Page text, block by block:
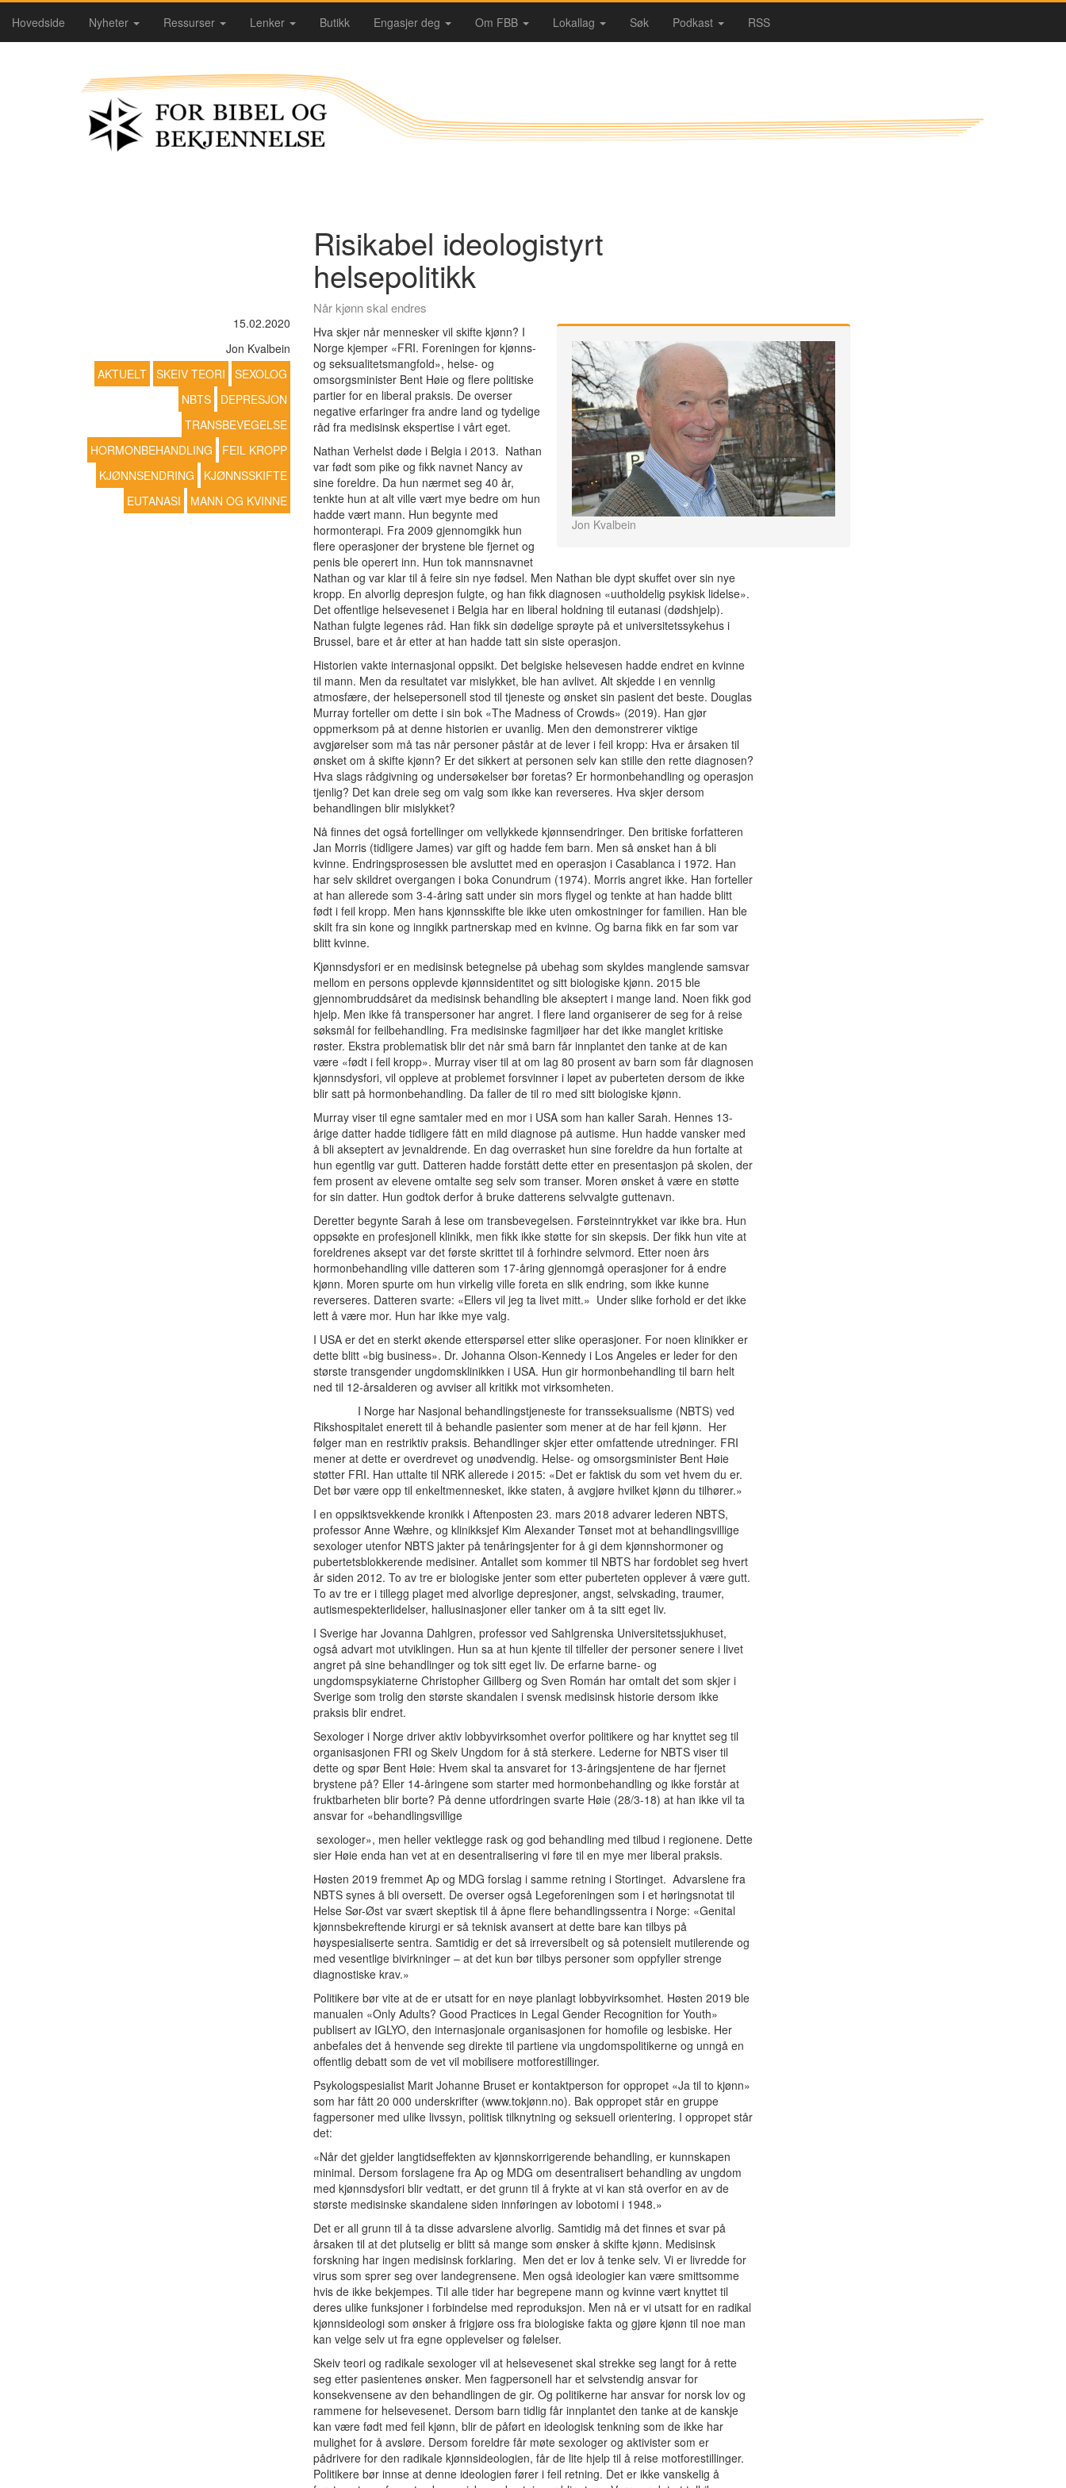
Hovedside Nyheter Ressurser Lenker Butikk Engasjer deg Om FBB Lokallag Søk Podkast RSS
Risikabel ideologistyrt
helsepolitikk
15.02.2020
Jon Kvalbein
AKTUELT
SKEIV TEORI
SEXOLOG
NBTS
DEPRESJON
TRANSBEVEGELSE
HORMONBEHANDLING
FEIL KROPP
KJØNNSENDRING
KJØNNSSKIFTE
EUTANASI
MANN OG KVINNE
Når kjønn skal endres
Jon Kvalbein
Hva skjer når mennesker vil skifte kjønn? I
Norge kjemper «FRI. Foreningen for kjønns-
og seksualitetsmangfold», helse- og
omsorgsminister Bent Høie og flere politiske
partier for en liberal praksis. De overser
negative erfaringer fra andre land og tydelige
råd fra medisinsk ekspertise i vårt eget.
Nathan Verhelst døde i Belgia i 2013. Nathan
var født som pike og fikk navnet Nancy av
sine foreldre. Da hun nærmet seg 40 år,
tenkte hun at alt ville vært mye bedre om hun
hadde vært mann. Hun begynte med
hormonterapi. Fra 2009 gjennomgikk hun
flere operasjoner der brystene ble fjernet og
penis ble operert inn. Hun tok mannsnavnet
Nathan og var klar til å feire sin nye fødsel. Men Nathan ble dypt skuffet over sin nye
kropp. En alvorlig depresjon fulgte, og han fikk diagnosen «uutholdelig psykisk lidelse».
Det offentlige helsevesenet i Belgia har en liberal holdning til eutanasi (dødshjelp).
Nathan fulgte legenes råd. Han fikk sin dødelige sprøyte på et universitetssykehus i
Brussel, bare et år etter at han hadde tatt sin siste operasjon.
Historien vakte internasjonal oppsikt. Det belgiske helsevesen hadde endret en kvinne
til mann. Men da resultatet var mislykket, ble han avlivet. Alt skjedde i en vennlig
atmosfære, der helsepersonell stod til tjeneste og ønsket sin pasient det beste. Douglas
Murray forteller om dette i sin bok «The Madness of Crowds» (2019). Han gjør
oppmerksom på at denne historien er uvanlig. Men den demonstrerer viktige
avgjørelser som må tas når personer påstår at de lever i feil kropp: Hva er årsaken til
ønsket om å skifte kjønn? Er det sikkert at personen selv kan stille den rette diagnosen?
Hva slags rådgivning og undersøkelser bør foretas? Er hormonbehandling og operasjon
tjenlig? Det kan dreie seg om valg som ikke kan reverseres. Hva skjer dersom
behandlingen blir mislykket?
Nå finnes det også fortellinger om vellykkede kjønnsendringer. Den britiske forfatteren
Jan Morris (tidligere James) var gift og hadde fem barn. Men så ønsket han å bli
kvinne. Endringsprosessen ble avsluttet med en operasjon i Casablanca i 1972. Han
har selv skildret overgangen i boka Conundrum (1974). Morris angret ikke. Han forteller
at han allerede som 3-4-åring satt under sin mors flygel og tenkte at han hadde blitt
født i feil kropp. Men hans kjønnsskifte ble ikke uten omkostninger for familien. Han ble
skilt fra sin kone og inngikk partnerskap med en kvinne. Og barna fikk en far som var
blitt kvinne.
Kjønnsdysfori er en medisinsk betegnelse på ubehag som skyldes manglende samsvar
mellom en persons opplevde kjønnsidentitet og sitt biologiske kjønn. 2015 ble
gjennombruddsåret da medisinsk behandling ble akseptert i mange land. Noen fikk god
hjelp. Men ikke få transpersoner har angret. I flere land organiserer de seg for å reise
søksmål for feilbehandling. Fra medisinske fagmiljøer har det ikke manglet kritiske
røster. Ekstra problematisk blir det når små barn får innplantet den tanke at de kan
være «født i feil kropp». Murray viser til at om lag 80 prosent av barn som får diagnosen
kjønnsdysfori, vil oppleve at problemet forsvinner i løpet av puberteten dersom de ikke
blir satt på hormonbehandling. Da faller de til ro med sitt biologiske kjønn.
Murray viser til egne samtaler med en mor i USA som han kaller Sarah. Hennes 13-
årige datter hadde tidligere fått en mild diagnose på autisme. Hun hadde vansker med
å bli akseptert av jevnaldrende. En dag overrasket hun sine foreldre da hun fortalte at
hun egentlig var gutt. Datteren hadde forstått dette etter en presentasjon på skolen, der
fem prosent av elevene omtalte seg selv som transer. Moren ønsket å være en støtte
for sin datter. Hun godtok derfor å bruke datterens selvvalgte guttenavn.
Deretter begynte Sarah å lese om transbevegelsen. Førsteinntrykket var ikke bra. Hun
oppsøkte en profesjonell klinikk, men fikk ikke støtte for sin skepsis. Der fikk hun vite at
foreldrenes aksept var det første skrittet til å forhindre selvmord. Etter noen års
hormonbehandling ville datteren som 17-åring gjennomgå operasjoner for å endre
kjønn. Moren spurte om hun virkelig ville foreta en slik endring, som ikke kunne
reverseres. Datteren svarte: «Ellers vil jeg ta livet mitt.» Under slike forhold er det ikke
lett å være mor. Hun har ikke mye valg.
I USA er det en sterkt økende etterspørsel etter slike operasjoner. For noen klinikker er
dette blitt «big business». Dr. Johanna Olson-Kennedy i Los Angeles er leder for den
største transgender ungdomsklinikken i USA. Hun gir hormonbehandling til barn helt
ned til 12-årsalderen og avviser all kritikk mot virksomheten.
I Norge har Nasjonal behandlingstjeneste for transseksualisme (NBTS) ved
Rikshospitalet enerett til å behandle pasienter som mener at de har feil kjønn. Her
følger man en restriktiv praksis. Behandlinger skjer etter omfattende utredninger. FRI
mener at dette er overdrevet og unødvendig. Helse- og omsorgsminister Bent Høie
støtter FRI. Han uttalte til NRK allerede i 2015: «Det er faktisk du som vet hvem du er.
Det bør være opp til enkeltmennesket, ikke staten, å avgjøre hvilket kjønn du tilhører.»
I en oppsiktsvekkende kronikk i Aftenposten 23. mars 2018 advarer lederen NBTS,
professor Anne Wæhre, og klinikksjef Kim Alexander Tønset mot at behandlingsvillige
sexologer utenfor NBTS jakter på tenåringsjenter for å gi dem kjønnshormoner og
pubertetsblokkerende medisiner. Antallet som kommer til NBTS har fordoblet seg hvert
år siden 2012. To av tre er biologiske jenter som etter puberteten opplever å være gutt.
To av tre er i tillegg plaget med alvorlige depresjoner, angst, selvskading, traumer,
autismespekterlidelser, hallusinasjoner eller tanker om å ta sitt eget liv.
I Sverige har Jovanna Dahlgren, professor ved Sahlgrenska Universitetssjukhuset,
også advart mot utviklingen. Hun sa at hun kjente til tilfeller der personer senere i livet
angret på sine behandlinger og tok sitt eget liv. De erfarne barne- og
ungdomspsykiaterne Christopher Gillberg og Sven Román har omtalt det som skjer i
Sverige som trolig den største skandalen i svensk medisinsk historie dersom ikke
praksis blir endret.
Sexologer i Norge driver aktiv lobbyvirksomhet overfor politikere og har knyttet seg til
organisasjonen FRI og Skeiv Ungdom for å stå sterkere. Lederne for NBTS viser til
dette og spør Bent Høie: Hvem skal ta ansvaret for 13-åringsjentene de har fjernet
brystene på? Eller 14-åringene som starter med hormonbehandling og ikke forstår at
fruktbarheten blir borte? På denne utfordringen svarte Høie (28/3-18) at han ikke vil ta
ansvar for «behandlingsvillige
sexologer», men heller vektlegge rask og god behandling med tilbud i regionene. Dette
sier Høie enda han vet at en desentralisering vi føre til en mye mer liberal praksis.
Høsten 2019 fremmet Ap og MDG forslag i samme retning i Stortinget. Advarslene fra
NBTS synes å bli oversett. De overser også Legeforeningen som i et høringsnotat til
Helse Sør-Øst var svært skeptisk til å åpne flere behandlingssentra i Norge: «Genital
kjønnsbekreftende kirurgi er så teknisk avansert at dette bare kan tilbys på
høyspesialiserte sentra. Samtidig er det så irreversibelt og så potensielt mutilerende og
med vesentlige bivirkninger – at det kun bør tilbys personer som oppfyller strenge
diagnostiske krav.»
Politikere bør vite at de er utsatt for en nøye planlagt lobbyvirksomhet. Høsten 2019 ble
manualen «Only Adults? Good Practices in Legal Gender Recognition for Youth»
publisert av IGLYO, den internasjonale organisasjonen for homofile og lesbiske. Her
anbefales det å henvende seg direkte til partiene via ungdomspolitikerne og unngå en
offentlig debatt som de vet vil mobilisere motforestillinger.
Psykologspesialist Marit Johanne Bruset er kontaktperson for oppropet «Ja til to kjønn»
som har fått 20 000 underskrifter (www.tokjønn.no). Bak oppropet står en gruppe
fagpersoner med ulike livssyn, politisk tilknytning og seksuell orientering. I oppropet står
det:
«Når det gjelder langtidseffekten av kjønnskorrigerende behandling, er kunnskapen
minimal. Dersom forslagene fra Ap og MDG om desentralisert behandling av ungdom
med kjønnsdysfori blir vedtatt, er det grunn til å frykte at vi kan stå overfor en av de
største medisinske skandalene siden innføringen av lobotomi i 1948.»
Det er all grunn til å ta disse advarslene alvorlig. Samtidig må det finnes et svar på
årsaken til at det plutselig er blitt så mange som ønsker å skifte kjønn. Medisinsk
forskning har ingen medisinsk forklaring. Men det er lov å tenke selv. Vi er livredde for
virus som sprer seg over landegrensene. Men også ideologier kan være smittsomme
hvis de ikke bekjempes. Til alle tider har begrepene mann og kvinne vært knyttet til
deres ulike funksjoner i forbindelse med reproduksjon. Men nå er vi utsatt for en radikal
kjønnsideologi som ønsker å frigjøre oss fra biologiske fakta og gjøre kjønn til noe man
kan velge selv ut fra egne opplevelser og følelser.
Skeiv teori og radikale sexologer vil at helsevesenet skal strekke seg langt for å rette
seg etter pasientenes ønsker. Men fagpersonell har et selvstendig ansvar for
konsekvensene av den behandlingen de gir. Og politikerne har ansvar for norsk lov og
rammene for helsevesenet. Dersom barn tidlig får innplantet den tanke at de kanskje
kan være født med feil kjønn, blir de påført en ideologisk tenkning som de ikke har
mulighet for å avsløre. Dersom foreldre får møte sexologer og aktivister som er
pådrivere for den radikale kjønnsideologien, får de lite hjelp til å reise motforestillinger.
Politikere bør innse at denne ideologien fører i feil retning. Det er ikke vanskelig å